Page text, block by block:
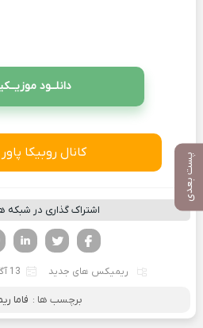
پست بعدی
دانلــود
کانال روبیکا
اشتراک گذاری در شبکه
ریمیکس های جدید 13 آگوست 2025
برچسب ها : فاما